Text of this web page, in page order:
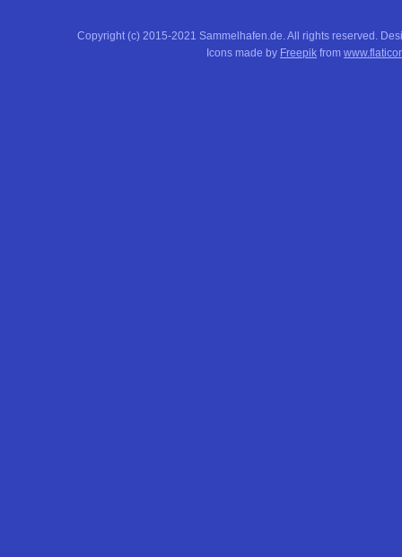
Copyright (c) 2015-2021 Sammelhafen.de. All rights reserved.
Icons made by Freepik from